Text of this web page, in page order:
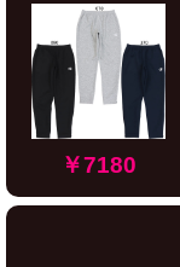
￥7180